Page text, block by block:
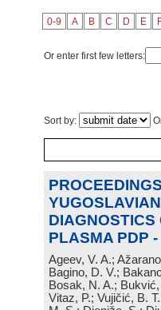
0-9 A B C D E
Or enter first few letters:
Sort by:
PLASMA PDP
Ageev, V. A.;
Bagino, D. V.;
Bosak, N. A.;
Vitaz, P.; Vujičić, B.